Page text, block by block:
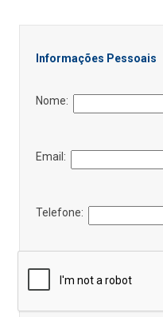
Informações Pessoais
Nome:
Email:
Telefone: